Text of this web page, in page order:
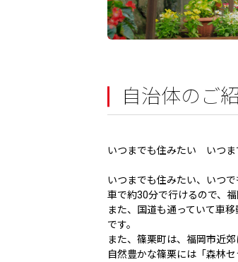
自治体のご
いつまでも住みたい いつま
いつまでも住みたい、いつ
車で約30分で行けるので、
また、国道も通っていて車
です。
また、篠栗町は、福岡市近
自然豊かな篠栗には「森林